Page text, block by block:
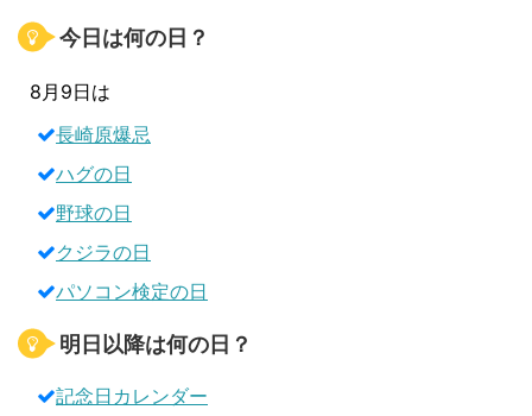
今日は何の日？
8月9日は
長崎原爆忌
ハグの日
野球の日
クジラの日
パソコン検定の日
明日以降は何の日？
記念日カレンダー